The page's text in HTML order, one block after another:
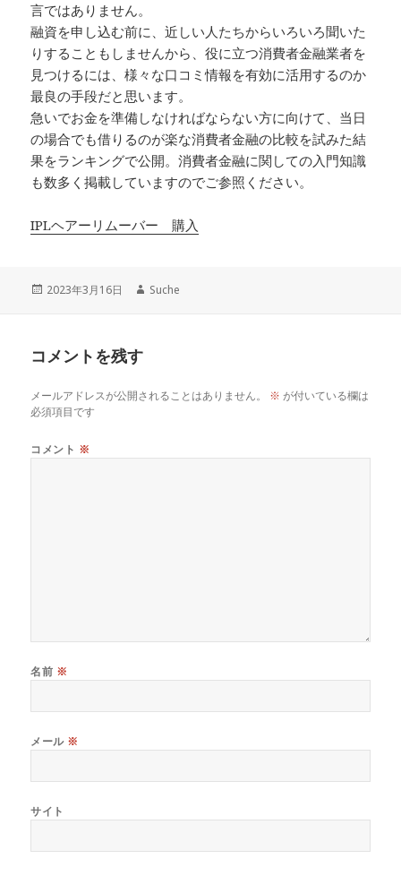
言ではありません。
融資を申し込む前に、近しい人たちからいろいろ聞いた
りすることもしませんから、役に立つ消費者金融業者を
見つけるには、様々な口コミ情報を有効に活用するのか
最良の手段だと思います。
急いでお金を準備しなければならない方に向けて、当日
の場合でも借りるのが楽な消費者金融の比較を試みた結
果をランキングで公開。消費者金融に関しての入門知識
も数多く掲載していますのでご参照ください。
IPLヘアーリムーバー 購入
投
2023年3月16日
作
Suche
コメントを残す
メールアドレスが公開されることはありません。 ※ が付いている欄は
必須項目です
コメント ※
名前 ※
メール ※
サイト